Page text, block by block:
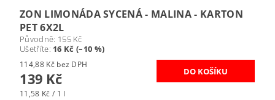
ZON LIMONÁDA SYCENÁ - MALINA - KARTON
PET 6X2L
Původně: 155 Kč
Ušetříte: 16 Kč (–10 %)
114,88 Kč bez DPH
139 Kč
11,58 Kč / 1 l